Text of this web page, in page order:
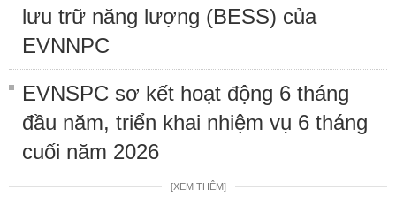
lưu trữ năng lượng (BESS) của
EVNNPC
EVNSPC sơ kết hoạt động 6 tháng
đầu năm, triển khai nhiệm vụ 6 tháng
cuối năm 2026
[XEM THÊM]